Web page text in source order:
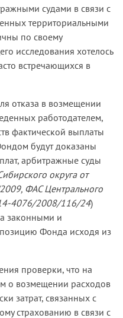
судами в связи с
территориальными
по своему
исследования хотелось
встречающихся в
отказа в возмещении
работодателем,
фактической выплаты
будут доказаны
арбитражные суды
округа от
ФАС Центрального
4076/2008/116/24)
законными и
Фонда исходя из
проверки, что на
о возмещении расходов
затрат, связанных с
страхованию в связи с